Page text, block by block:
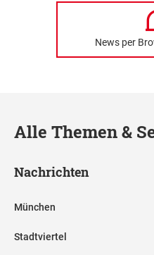
News per
Alle Themen &
Nachrichten
München
Stadtviertel